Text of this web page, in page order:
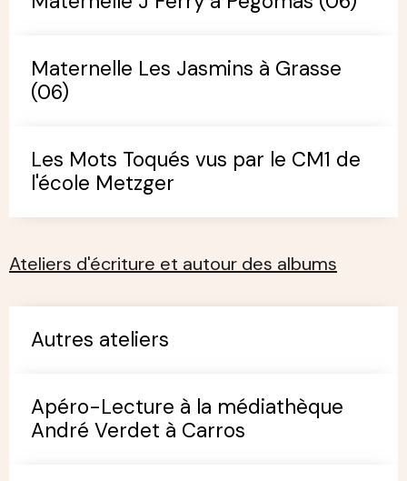
Maternelle Les Jasmins à Grasse
(06)
Les Mots Toqués vus par le CM1 de
l'école Metzger
Ateliers d'écriture et autour des albums
Autres ateliers
Apéro-Lecture à la médiathèque
André Verdet à Carros